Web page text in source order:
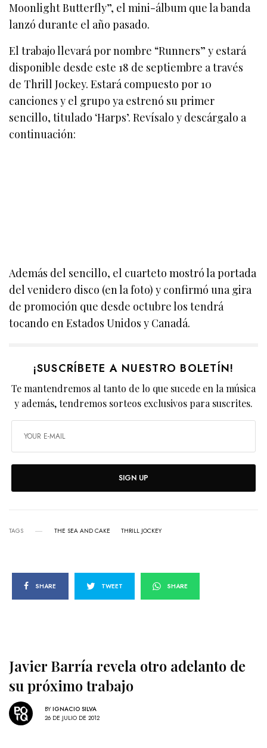
Moonlight Butterfly”, el mini-álbum que la banda
lanzó durante el año pasado.
El trabajo llevará por nombre “Runners” y estará
disponible desde este 18 de septiembre a través
de Thrill Jockey. Estará compuesto por 10
canciones y el grupo ya estrenó su primer
sencillo, titulado ‘Harps’. Revísalo y descárgalo a
continuación:
Además del sencillo, el cuarteto mostró la portada
del venidero disco (en la foto) y confirmó una gira
de promoción que desde octubre los tendrá
tocando en Estados Unidos y Canadá.
¡SUSCRÍBETE A NUESTRO BOLETÍN!
Te mantendremos al tanto de lo que sucede en la música
y además, tendremos sorteos exclusivos para suscrites.
SIGN UP
TAGS THE SEA AND CAKE THRILL JOCKEY
SHARE TWEET SHARE
Javier Barría revela otro adelanto de
su próximo trabajo
BY IGNACIO SILVA
26 DE JULIO DE 2012